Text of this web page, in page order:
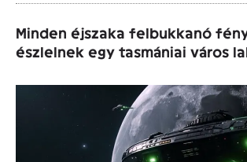
Minden éjszaka felbukkanó
észlelnek egy tasmániai város